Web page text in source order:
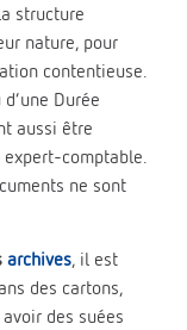
structure
nature, pour
contentieuse.
Durée
aussi être
comptable.
ne sont
archives, il est
des cartons,
des suées